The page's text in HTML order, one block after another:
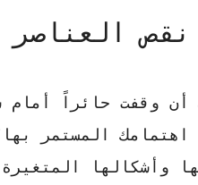
نقص
وقفت حائراً أمام
اهتمامك المستمر
وأشكالها